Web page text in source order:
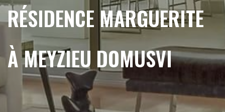
RÉSIDENCE MARGUERITE
À MEYZIEU DOMUSVI